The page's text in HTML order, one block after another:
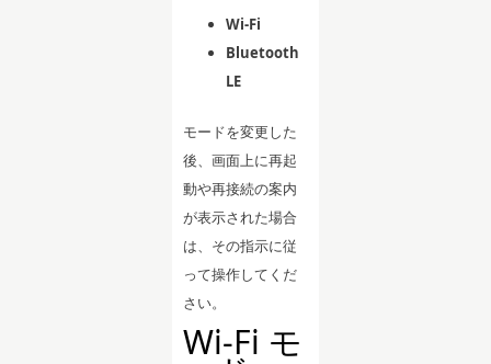
Wi-Fi
Bluetooth
LE
モードを変更した
後、画面上に再起
動や再接続の案内
が表示された場合
は、その指示に従
って操作してくだ
さい。
Wi-Fi モ